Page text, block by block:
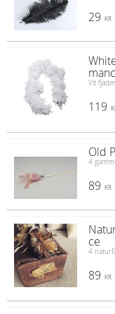
29 KR
Vit
119
Old
4
89 KR
ce
4
89 KR